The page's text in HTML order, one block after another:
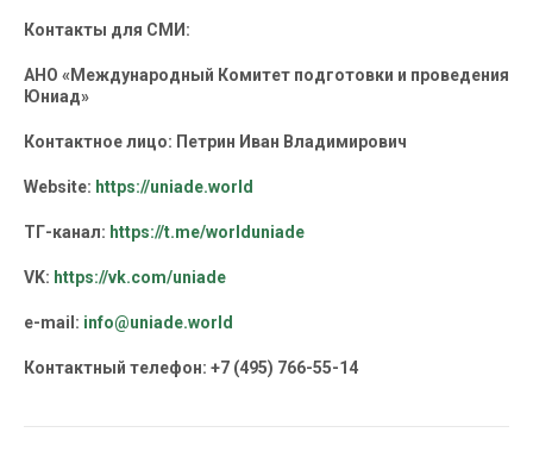
Контакты для СМИ:
АНО «Международный Комитет подготовки и проведения
Юниад»
Контактное лицо: Петрин Иван Владимирович
Website: https://uniade.world
ТГ-канал: https://t.me/worlduniade
VK: https://vk.com/uniade
e-mail: info@uniade.world
Контактный телефон: +7 (495) 766-55-14